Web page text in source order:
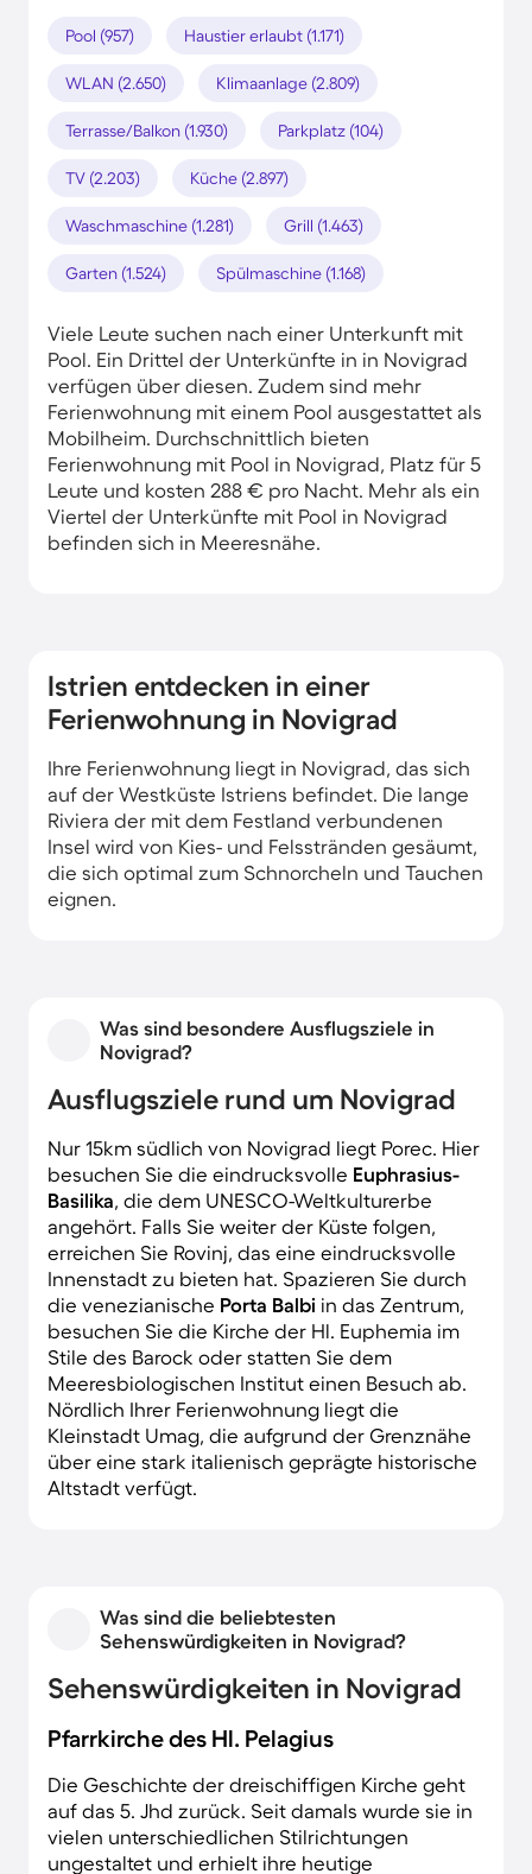
Pool (957) Haustier erlaubt (1.171)
WLAN (2.650) Klimaanlage (2.809)
Terrasse/Balkon (1.930) Parkplatz (104)
TV (2.203) Küche (2.897)
Waschmaschine (1.281) Grill (1.463)
Garten (1.524) Spülmaschine (1.168)
Viele Leute suchen nach einer Unterkunft mit
Pool. Ein Drittel der Unterkünfte in in Novigrad
verfügen über diesen. Zudem sind mehr
Ferienwohnung mit einem Pool ausgestattet als
Mobilheim. Durchschnittlich bieten
Ferienwohnung mit Pool in Novigrad, Platz für 5
Leute und kosten 288 € pro Nacht. Mehr als ein
Viertel der Unterkünfte mit Pool in Novigrad
befinden sich in Meeresnähe.
Istrien entdecken in einer
Ferienwohnung in Novigrad
Ihre Ferienwohnung liegt in Novigrad, das sich
auf der Westküste Istriens befindet. Die lange
Riviera der mit dem Festland verbundenen
Insel wird von Kies- und Felsstränden gesäumt,
die sich optimal zum Schnorcheln und Tauchen
eignen.
Was sind besondere Ausflugsziele in
Novigrad?
Ausflugsziele rund um Novigrad
Nur 15km südlich von Novigrad liegt Porec. Hier
besuchen Sie die eindrucksvolle Euphrasius-
Basilika, die dem UNESCO-Weltkulturerbe
angehört. Falls Sie weiter der Küste folgen,
erreichen Sie Rovinj, das eine eindrucksvolle
Innenstadt zu bieten hat. Spazieren Sie durch
die venezianische Porta Balbi in das Zentrum,
besuchen Sie die Kirche der Hl. Euphemia im
Stile des Barock oder statten Sie dem
Meeresbiologischen Institut einen Besuch ab.
Nördlich Ihrer Ferienwohnung liegt die
Kleinstadt Umag, die aufgrund der Grenznähe
über eine stark italienisch geprägte historische
Altstadt verfügt.
Was sind die beliebtesten
Sehenswürdigkeiten in Novigrad?
Sehenswürdigkeiten in Novigrad
Pfarrkirche des Hl. Pelagius
Die Geschichte der dreischiffigen Kirche geht
auf das 5. Jhd zurück. Seit damals wurde sie in
vielen unterschiedlichen Stilrichtungen
ungestaltet und erhielt ihre heutige